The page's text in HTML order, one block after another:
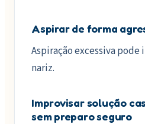
Aspirar de forma
Aspiração excessiva pode
nariz.
Improvisar solução
sem preparo seguro